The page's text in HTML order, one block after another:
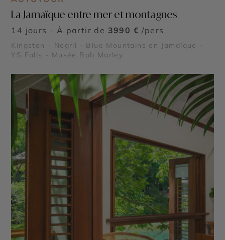
La Jamaïque entre mer et montagnes
14 jours - À partir de 3990 € /pers
Kingston - Negril - Blue Mountains en Jamaïque -
YS Falls - Musée Bob Marley